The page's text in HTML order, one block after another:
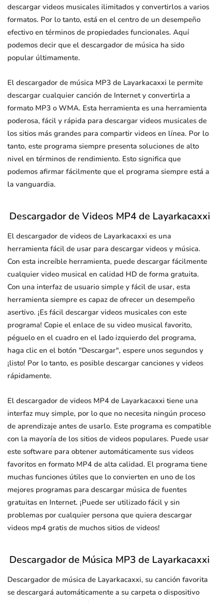
descargar videos musicales ilimitados y convertirlos a varios
formatos. Por lo tanto, está en el centro de un desempeño
efectivo en términos de propiedades funcionales. Aquí
podemos decir que el descargador de música ha sido
popular últimamente.
El descargador de música MP3 de Layarkacaxxi le permite
descargar cualquier canción de Internet y convertirla a
formato MP3 o WMA. Esta herramienta es una herramienta
poderosa, fácil y rápida para descargar videos musicales de
los sitios más grandes para compartir videos en línea. Por lo
tanto, este programa siempre presenta soluciones de alto
nivel en términos de rendimiento. Esto significa que
podemos afirmar fácilmente que el programa siempre está a
la vanguardia.
Descargador de Videos MP4 de Layarkacaxxi
El descargador de videos de Layarkacaxxi es una
herramienta fácil de usar para descargar videos y música.
Con esta increíble herramienta, puede descargar fácilmente
cualquier video musical en calidad HD de forma gratuita.
Con una interfaz de usuario simple y fácil de usar, esta
herramienta siempre es capaz de ofrecer un desempeño
asertivo. ¡Es fácil descargar videos musicales con este
programa! Copie el enlace de su video musical favorito,
péguelo en el cuadro en el lado izquierdo del programa,
haga clic en el botón "Descargar", espere unos segundos y
¡listo! Por lo tanto, es posible descargar canciones y videos
rápidamente.
El descargador de videos MP4 de Layarkacaxxi tiene una
interfaz muy simple, por lo que no necesita ningún proceso
de aprendizaje antes de usarlo. Este programa es compatible
con la mayoría de los sitios de videos populares. Puede usar
este software para obtener automáticamente sus videos
favoritos en formato MP4 de alta calidad. El programa tiene
muchas funciones útiles que lo convierten en uno de los
mejores programas para descargar música de fuentes
gratuitas en Internet. ¡Puede ser utilizado fácil y sin
problemas por cualquier persona que quiera descargar
videos mp4 gratis de muchos sitios de videos!
Descargador de Música MP3 de Layarkacaxxi
Descargador de música de Layarkacaxxi, su canción favorita
se descargará automáticamente a su carpeta o dispositivo